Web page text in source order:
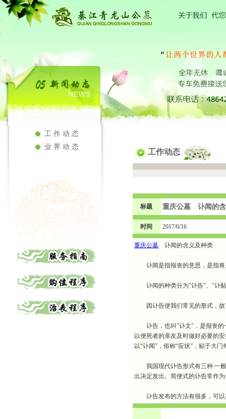
工作动态
业界动态
工作动态
标题 重庆公墓 讣闻的
时间 2017/6/16
重庆公墓 讣闻的含义及种类
讣闻是指报丧的意思，是指将
讣闻的种类分为"讣告"、"讣
因讣告使我们常见的形式，故
讣告，也叫"讣文"，是报丧的
以便死者的亲友及时做好必要的
以“讣闻”，俗称“应状”，贴于大
我国现代讣告形式有三种:一般
出决定发出。简便式的讣告常作
讣告发布的方法有很多，可以